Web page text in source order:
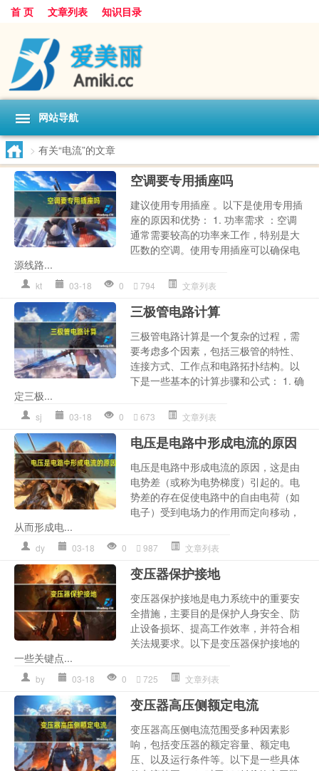
首 页 文章列表 知识目录
网站导航
> 有关“电流”的文章
空调要专用插座吗
建议使用专用插座 。以下是使用专用插
座的原因和优势： 1. 功率需求 ：空调
通常需要较高的功率来工作，特别是大
匹数的空调。使用专用插座可以确保电
源线路...
kt 03-18 0 794 文章列表
三极管电路计算
三极管电路计算是一个复杂的过程，需
要考虑多个因素，包括三极管的特性、
连接方式、工作点和电路拓扑结构。以
下是一些基本的计算步骤和公式： 1. 确
定三极...
sj 03-18 0 673 文章列表
电压是电路中形成电流的原因
电压是电路中形成电流的原因，这是由
电势差（或称为电势梯度）引起的。电
势差的存在促使电路中的自由电荷（如
电子）受到电场力的作用而定向移动，
从而形成电...
dy 03-18 0 987 文章列表
变压器保护接地
变压器保护接地是电力系统中的重要安
全措施，主要目的是保护人身安全、防
止设备损坏、提高工作效率，并符合相
关法规要求。以下是变压器保护接地的
一些关键点...
by 03-18 0 725 文章列表
变压器高压侧额定电流
变压器高压侧电流范围受多种因素影
响，包括变压器的额定容量、额定电
压、以及运行条件等。以下是一些具体